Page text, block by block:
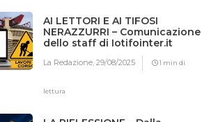
AI LETTORI E AI TIFOSI
NERAZZURRI – Comunicazione
dello staff di Iotifointer.it
La Redazione,29/08/2025 1 min di
lettura